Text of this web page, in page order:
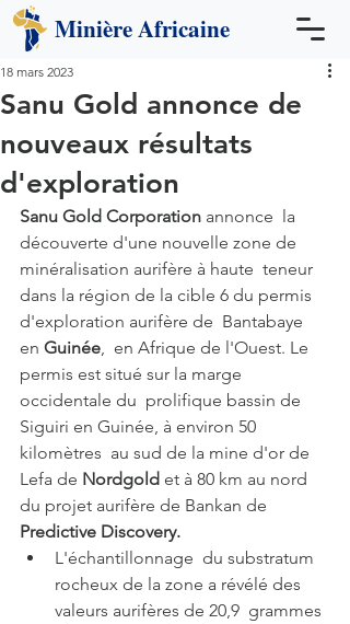
MinièreAfricaine
Sanu Gold annonce de
nouveaux résultats
d'exploration
18 mars 2023
Sanu Gold Corporation annonce  la
découverte d'une nouvelle zone de
minéralisation aurifère à haute  teneur
dans la région de la cible 6 du permis
d'exploration aurifère de  Bantabaye
en Guinée,  en Afrique de l'Ouest. Le
permis est situé sur la marge
occidentale du  prolifique bassin de
Siguiri en Guinée, à environ 50
kilomètres  au sud de la mine d'or de
Lefa de Nordgold et à 80 km au nord
du projet aurifère de Bankan de
Predictive Discovery.
L'échantillonnage  du substratum
rocheux de la zone a révélé des
valeurs aurifères de 20,9  grammes